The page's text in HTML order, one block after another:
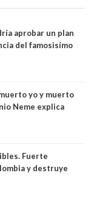
aprobar un plan
del famosisímo
del Pehuenche
yo y muerto
Neme explica
Fuerte
y destruye
víctimas fatales